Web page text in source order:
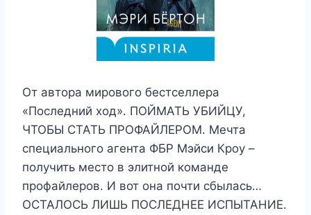
От автора мирового бестселлера
«Последний ход». ПОЙМАТЬ УБИЙЦУ,
ЧТОБЫ СТАТЬ ПРОФАЙЛЕРОМ. Мечта
специального агента ФБР Мэйси Кроу –
получить место в элитной команде
профайлеров. И вот она почти сбылась…
ОСТАЛОСЬ ЛИШЬ ПОСЛЕДНЕЕ ИСПЫТАНИЕ.